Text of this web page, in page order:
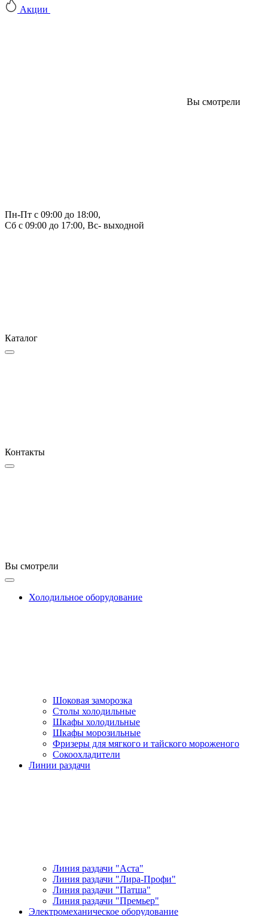
Акции
Вы смотрели
Пн-Пт с 09:00 до 18:00,
Сб с 09:00 до 17:00, Вс- выходной
Каталог
Контакты
Вы смотрели
Холодильное оборудование
Шоковая заморозка
Столы холодильные
Шкафы холодильные
Шкафы морозильные
Фризеры для мягкого и тайского мороженого
Сокоохладители
Линии раздачи
Линия раздачи "Аста"
Линия раздачи "Лира-Профи"
Линия раздачи "Патша"
Линия раздачи "Премьер"
Электромеханическое оборудование